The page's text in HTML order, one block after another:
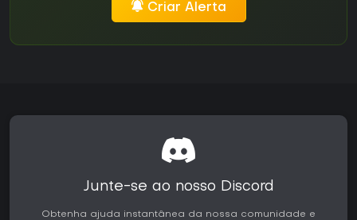
Criar Alerta
Junte-se ao nosso Discord
Obtenha ajuda instantânea da nossa comunidade e